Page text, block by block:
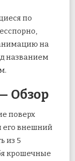
по
на
названием
Обзор
поверх
его внешний
из 5
крошечные